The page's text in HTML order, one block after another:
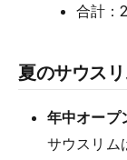
合計：
夏のサウス
年中オープ
サウスリム